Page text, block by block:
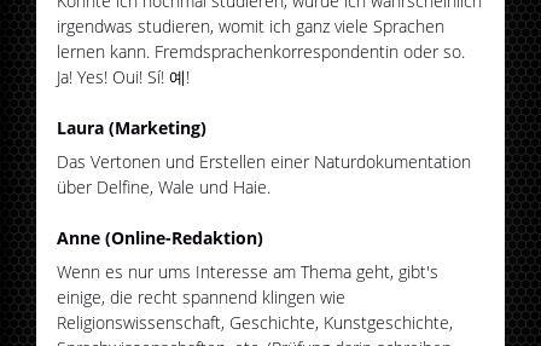
irgendwas studieren, womit ich ganz viele Sprachen
lernen kann. Fremdsprachenkorrespondentin oder so.
Ja! Yes! Oui! Sí! 예!
Laura (Marketing)
Das Vertonen und Erstellen einer Naturdokumentation
über Delfine, Wale und Haie.
Anne (Online-Redaktion)
Wenn es nur ums Interesse am Thema geht, gibt's
einige, die recht spannend klingen wie
Religionswissenschaft, Geschichte, Kunstgeschichte,